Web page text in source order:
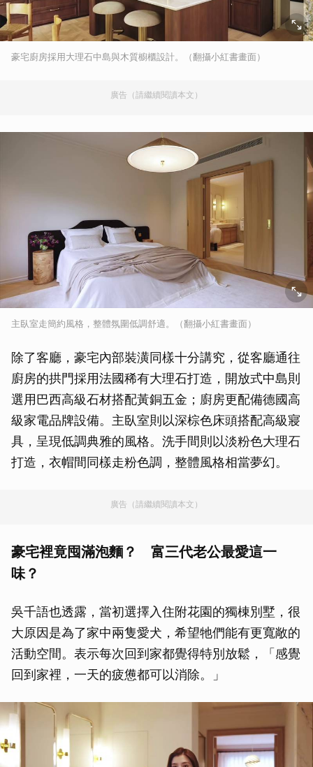
豪宅廚房採用大理石中島與木質櫥櫃設計。（翻攝小紅書畫面）
廣告（請繼續閱讀本文）
主臥室走簡約風格，整體氛圍低調舒適。（翻攝小紅書畫面）
除了客廳，豪宅內部裝潢同樣十分講究，從客廳通往
廚房的拱門採用法國稀有大理石打造，開放式中島則
選用巴西高級石材搭配黃銅五金；廚房更配備德國高
級家電品牌設備。主臥室則以深棕色床頭搭配高級寢
具，呈現低調典雅的風格。洗手間則以淡粉色大理石
打造，衣帽間同樣走粉色調，整體風格相當夢幻。
廣告（請繼續閱讀本文）
豪宅裡竟囤滿泡麵？ 富三代老公最愛這一
味？
吳千語也透露，當初選擇入住附花園的獨棟別墅，很
大原因是為了家中兩隻愛犬，希望牠們能有更寬敞的
活動空間。表示每次回到家都覺得特別放鬆，「感覺
回到家裡，一天的疲憊都可以消除。」